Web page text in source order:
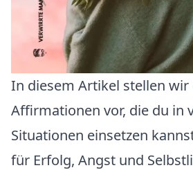
In diesem Artikel stellen wir
Affirmationen vor, die du in
Situationen einsetzen
für Erfolg, Angst und